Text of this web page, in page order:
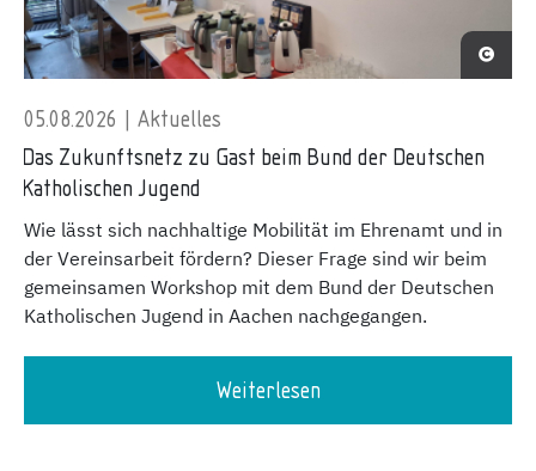
05.08.2026 | Aktuelles
Das Zukunftsnetz zu Gast beim Bund der Deutschen
Katholischen Jugend
Wie lässt sich nachhaltige Mobilität im Ehrenamt und in
der Vereinsarbeit fördern? Dieser Frage sind wir beim
gemeinsamen Workshop mit dem Bund der Deutschen
Katholischen Jugend in Aachen nachgegangen.
Weiterlesen